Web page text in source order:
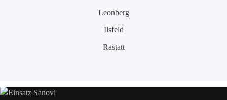
Leonberg
Ilsfeld
Rastatt